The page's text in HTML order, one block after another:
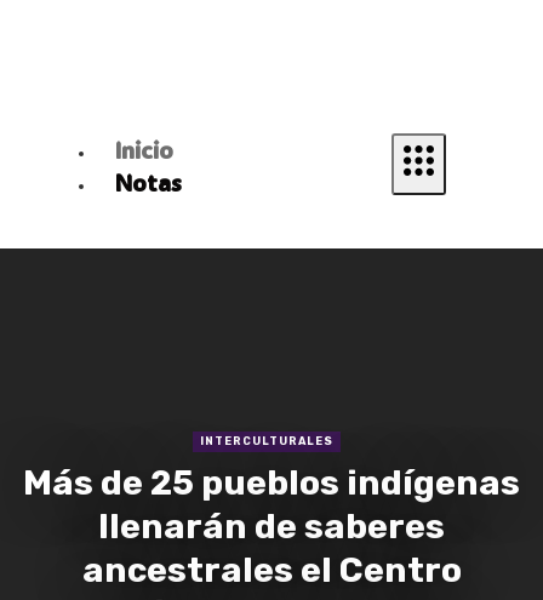
Inicio
Notas
Bacatá
INTERCULTURALES
Más de 25 pueblos indígenas
llenarán de saberes
ancestrales el Centro